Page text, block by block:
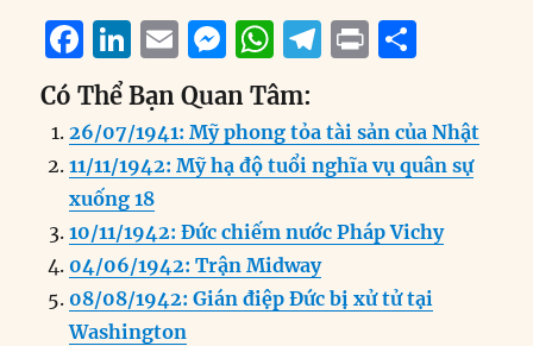
F
a
c
e
b
o
o
k
Li
n
k
e
d
I
n
E
m
ai
l
M
e
ss
e
n
g
er
W
h
at
s
A
p
p
T
e
g
r
a
m
P
n
t
a
re
Có Thể Bạn Quan Tâm:
26/07/1941: Mỹ phong tỏa tài sản của Nhật
11/11/1942: Mỹ hạ độ tuổi nghĩa vụ quân sự
xuống 18
10/11/1942: Đức chiếm nước Pháp Vichy
04/06/1942: Trận Midway
08/08/1942: Gián điệp Đức bị xử tử tại
Washington